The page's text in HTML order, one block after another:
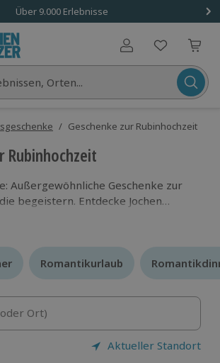
Über 9.000 Erlebnisse
Benutzerkonto
Orten...
/ Geschenke zur Rubinhochzeit
Rubinhochzeit
Außergewöhnliche Geschenke zur
begeistern. Entdecke Jochen
und verschenke eine packende
Romantikurlaub
Romantikurlaub
Ort)
Aktueller Standort